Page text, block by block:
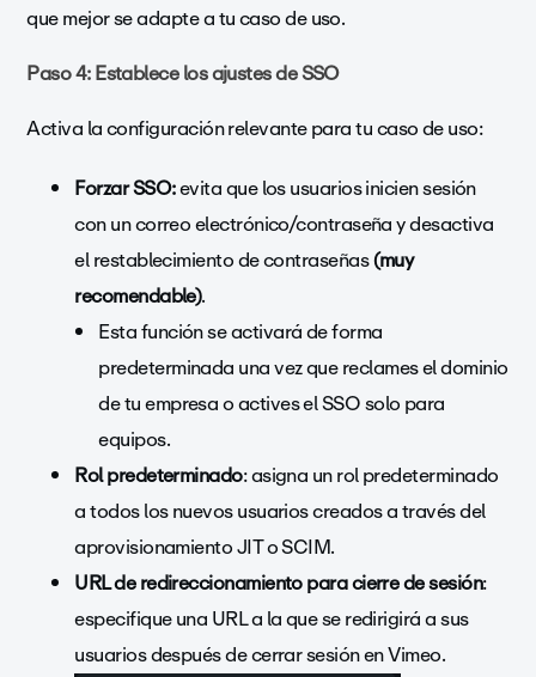
que mejor se adapte a tu caso de uso.
Paso 4: Establece los ajustes de SSO
Activa la configuración relevante para tu caso de uso:
Forzar SSO:evita que los usuarios inicien sesión
con un correo electrónico/contraseña y desactiva
el restablecimiento de contraseñas(muy
recomendable).
Esta función se activará de forma
predeterminada una vez que reclames el dominio
de tu empresa o actives el SSO solo para
equipos.
Rol predeterminado: asigna un rol predeterminado
a todos los nuevos usuarios creados a través del
aprovisionamiento JIT o SCIM.
URL de redireccionamiento para cierre de sesión:
especifique una URL a la que se redirigirá a sus
usuarios después de cerrar sesión en Vimeo.